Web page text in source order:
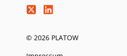
© 2026 PLATOW